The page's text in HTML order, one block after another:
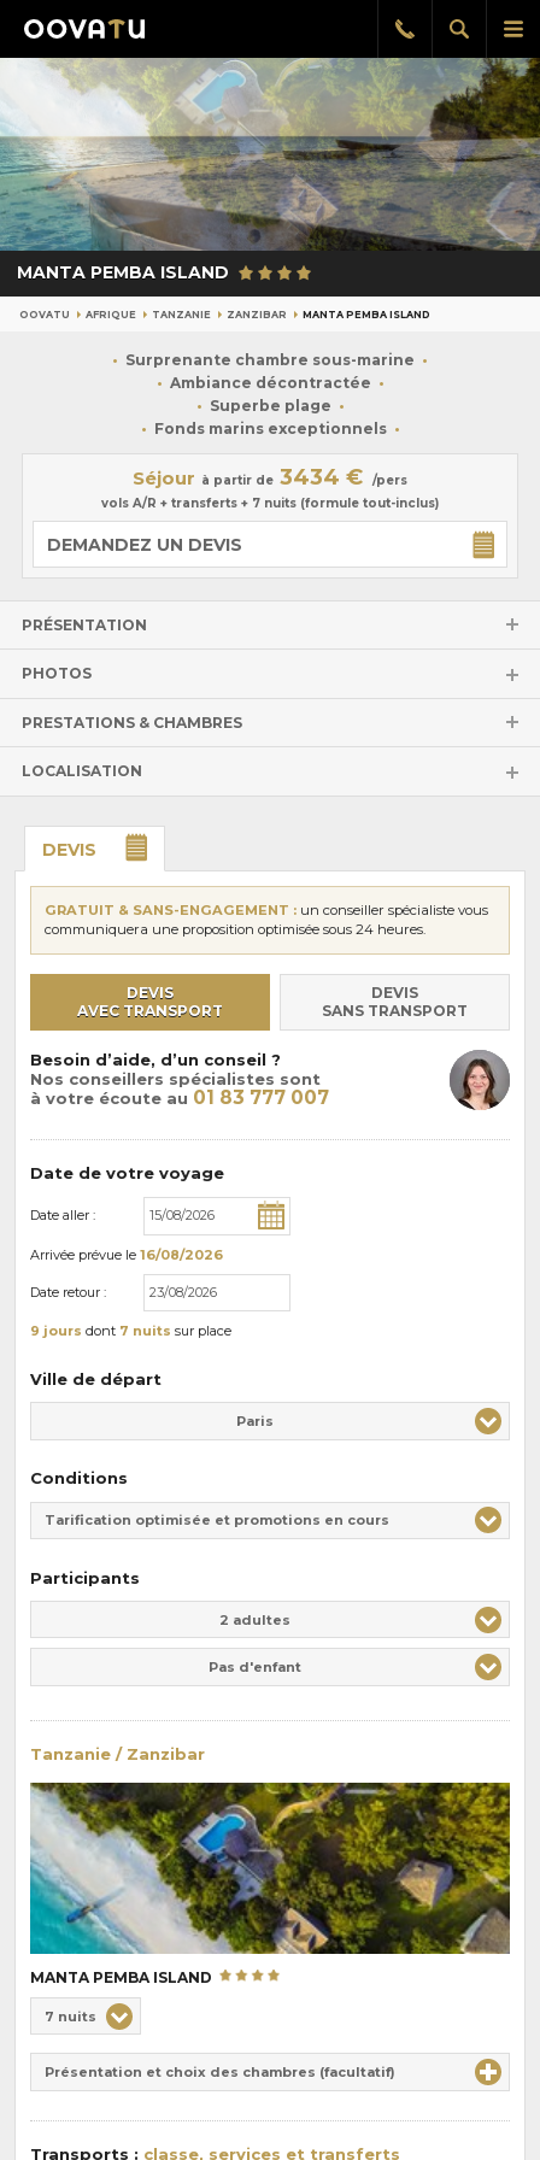
le
Afficher
la
Rappel
gratuit
MANTA PEMBA ISLAND
OOVATU AFRIQUE TANZANIE ZANZIBAR MANTA PEMBA ISLAND
Surprenante chambre sous-marine
Ambiance décontractée
Superbe plage
Fonds marins exceptionnels
Séjour à partir de 3434 €
/pers
vols A/R + transferts + 7 nuits (formule tout-inclus)
DEMANDEZ UN DEVIS
PRÉSENTATION
PHOTOS
PRESTATIONS & CHAMBRES
LOCALISATION
DEVIS
GRATUIT & SANS-ENGAGEMENT : un conseiller spécialiste vous
communiquera une proposition optimisée sous 24 heures.
DEVIS
AVEC TRANSPORT
DEVIS
SANS TRANSPORT
Besoin d’aide, d’un conseil ?
Nos conseillers spécialistes sont
à votre écoute au 01 83 777 007
Date de votre voyage
Date aller :
Arrivée prévue le 16/08/2026
Date retour :
9 jours dont 7 nuits sur place
Ville de départ
Paris
Conditions
Tarification optimisée et promotions en cours
Participants
2 adultes
Pas d'enfant
Tanzanie / Zanzibar
MANTA PEMBA ISLAND
de
pension
:
Durée
7 nuits
Présentation et choix des chambres (facultatif)
Transports : classe, services et transferts